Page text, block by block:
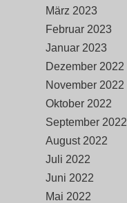
März 2023
Februar 2023
Januar 2023
Dezember 2022
November 2022
Oktober 2022
September 2022
August 2022
Juli 2022
Juni 2022
Mai 2022